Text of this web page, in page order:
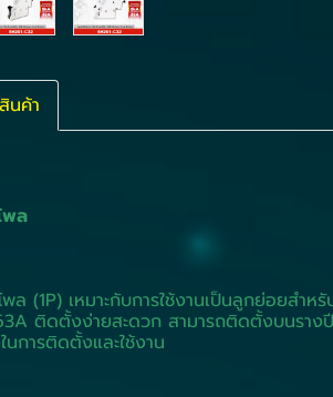
นค้า
พล
พล (1P) เหมาะกับการใช้งานเป็นลูกย่อยส
ติดตั้งง่ายสะดวก สามารถติดตั้งบนรางปี
การติดตั้งและใช้งาน